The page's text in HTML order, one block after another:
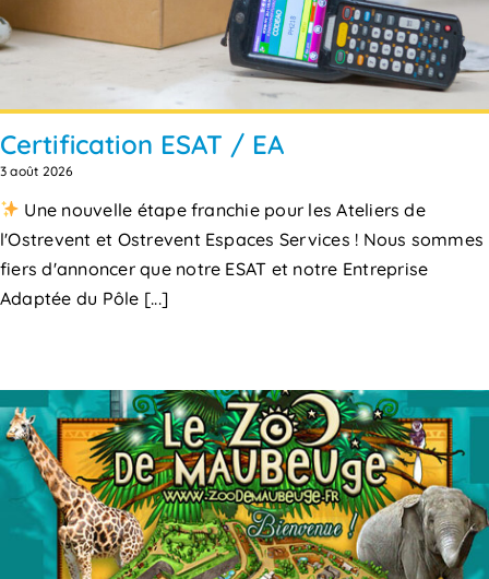
Certification ESAT / EA
3 août 2026
Une nouvelle étape franchie pour les Ateliers de
l'Ostrevent et Ostrevent Espaces Services ! Nous sommes
fiers d'annoncer que notre ESAT et notre Entreprise
Adaptée du Pôle [...]